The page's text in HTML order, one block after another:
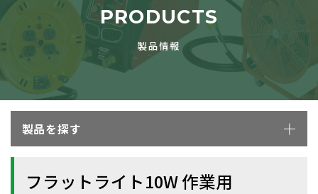
PRODUCTS
製品情報
製品を探す
フラットライト10W 作業用